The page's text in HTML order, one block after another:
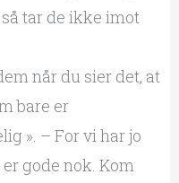
tar de ikke imot
når du sier det, at
bare er
». – For vi har jo
gode nok. Kom